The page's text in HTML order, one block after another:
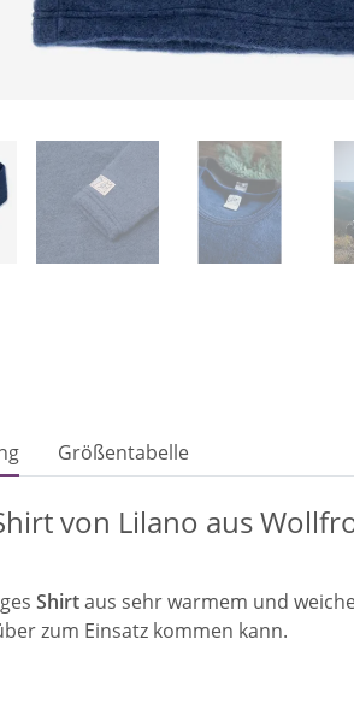
Größentabelle
von Lilano aus
Shirtaus sehr warmem und
zum Einsatz kommen kann.